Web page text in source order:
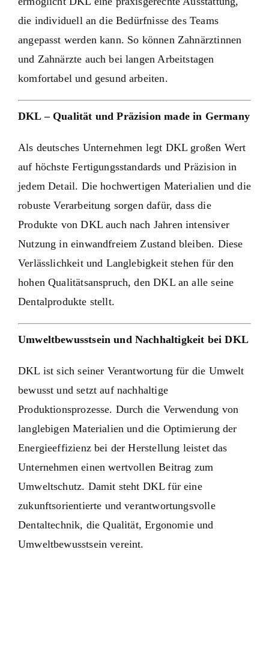
die individuell an die Bedürfnisse des Teams
angepasst werden kann. So können Zahnärztinnen
und Zahnärzte auch bei langen Arbeitstagen
komfortabel und gesund arbeiten.
DKL – Qualität und Präzision made in Germany
Als deutsches Unternehmen legt DKL großen Wert
auf höchste Fertigungsstandards und Präzision in
jedem Detail. Die hochwertigen Materialien und die
robuste Verarbeitung sorgen dafür, dass die
Produkte von DKL auch nach Jahren intensiver
Nutzung in einwandfreiem Zustand bleiben. Diese
Verlässlichkeit und Langlebigkeit stehen für den
hohen Qualitätsanspruch, den DKL an alle seine
Dentalprodukte stellt.
Umweltbewusstsein und Nachhaltigkeit bei DKL
DKL ist sich seiner Verantwortung für die Umwelt
bewusst und setzt auf nachhaltige
Produktionsprozesse. Durch die Verwendung von
langlebigen Materialien und die Optimierung der
Energieeffizienz bei der Herstellung leistet das
Unternehmen einen wertvollen Beitrag zum
Umweltschutz. Damit steht DKL für eine
zukunftsorientierte und verantwortungsvolle
Dentaltechnik, die Qualität, Ergonomie und
Umweltbewusstsein vereint.